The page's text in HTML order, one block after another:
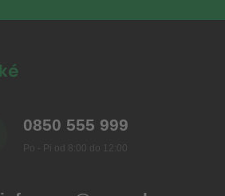
0850 555 999
Po - Pi od 8:00 do 12:00